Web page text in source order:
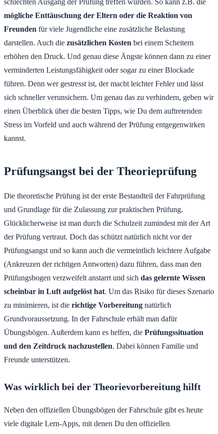
mögliche Enttäuschung der Eltern oder die Reaktion von
Freunden für viele Jugendliche eine zusätzliche Belastung
darstellen. Auch die zusätzlichen Kosten bei einem Scheitern
erhöhen den Druck. Und genau diese Ängste können dann zu einer
verminderten Leistungsfähigkeit oder sogar zu einer Blockade
führen. Denn wer gestresst ist, der macht leichter Fehler und lässt
sich schneller verunsichern. Um genau das zu verhindern, geben wir
einen Überblick über die besten Tipps, wie Du dem auftretenden
Stress im Vorfeld und auch während der Prüfung entgegenwirken
kannst.
Prüfungsangst bei der Theorieprüfung
Die theoretische Prüfung ist der erste Bestandteil der Fahrprüfung
und Grundlage für die Zulassung zur praktischen Prüfung.
Glücklicherweise ist man durch die Schulzeit zumindest mit der Art
der Prüfung vertraut. Doch das schützt natürlich nicht vor der
Prüfungsangst und so kann auch die vermeintlich leichtere Aufgabe
(Ankreuzen der richtigen Antworten) dazu führen, dass man den
Prüfungsbogen verzweifelt anstarrt und sich das gelernte Wissen
scheinbar in Luft aufgelöst hat. Um das Risiko für dieses Szenario
zu minimieren, ist die richtige Vorbereitung natürlich
Grundvoraussetzung. In der Fahrschule erhält man dafür
Übungsbögen. Außerdem kann es helfen, die Prüfungssituation
und den Zeitdruck nachzustellen. Dabei können Familie und
Freunde unterstützen.
Was wirklich bei der Theorievorbereitung hilft
Neben den offiziellen Übungsbögen der Fahrschule gibt es heute
viele digitale Lern-Apps, mit denen Du den offiziellen